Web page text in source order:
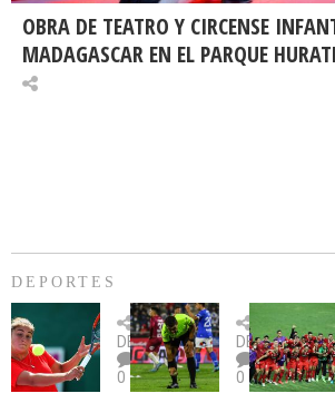
OBRA DE TEATRO Y CIRCENSE
MADAGASCAR EN EL PARQUE
DEPORTES
Billie
Jean
King
Cup:
DEPORTES
0
U.
Católica
fue
citada
DEPORTES
0